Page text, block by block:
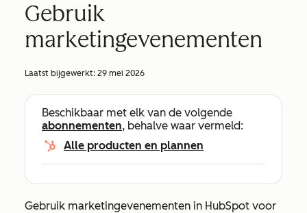
Gebruik
marketingevenementen
Laatst bijgewerkt: 29 mei 2026
Beschikbaar met elk van de volgende
abonnementen, behalve waar vermeld:
Alle producten en plannen
Gebruik marketingevenementen in HubSpot voor